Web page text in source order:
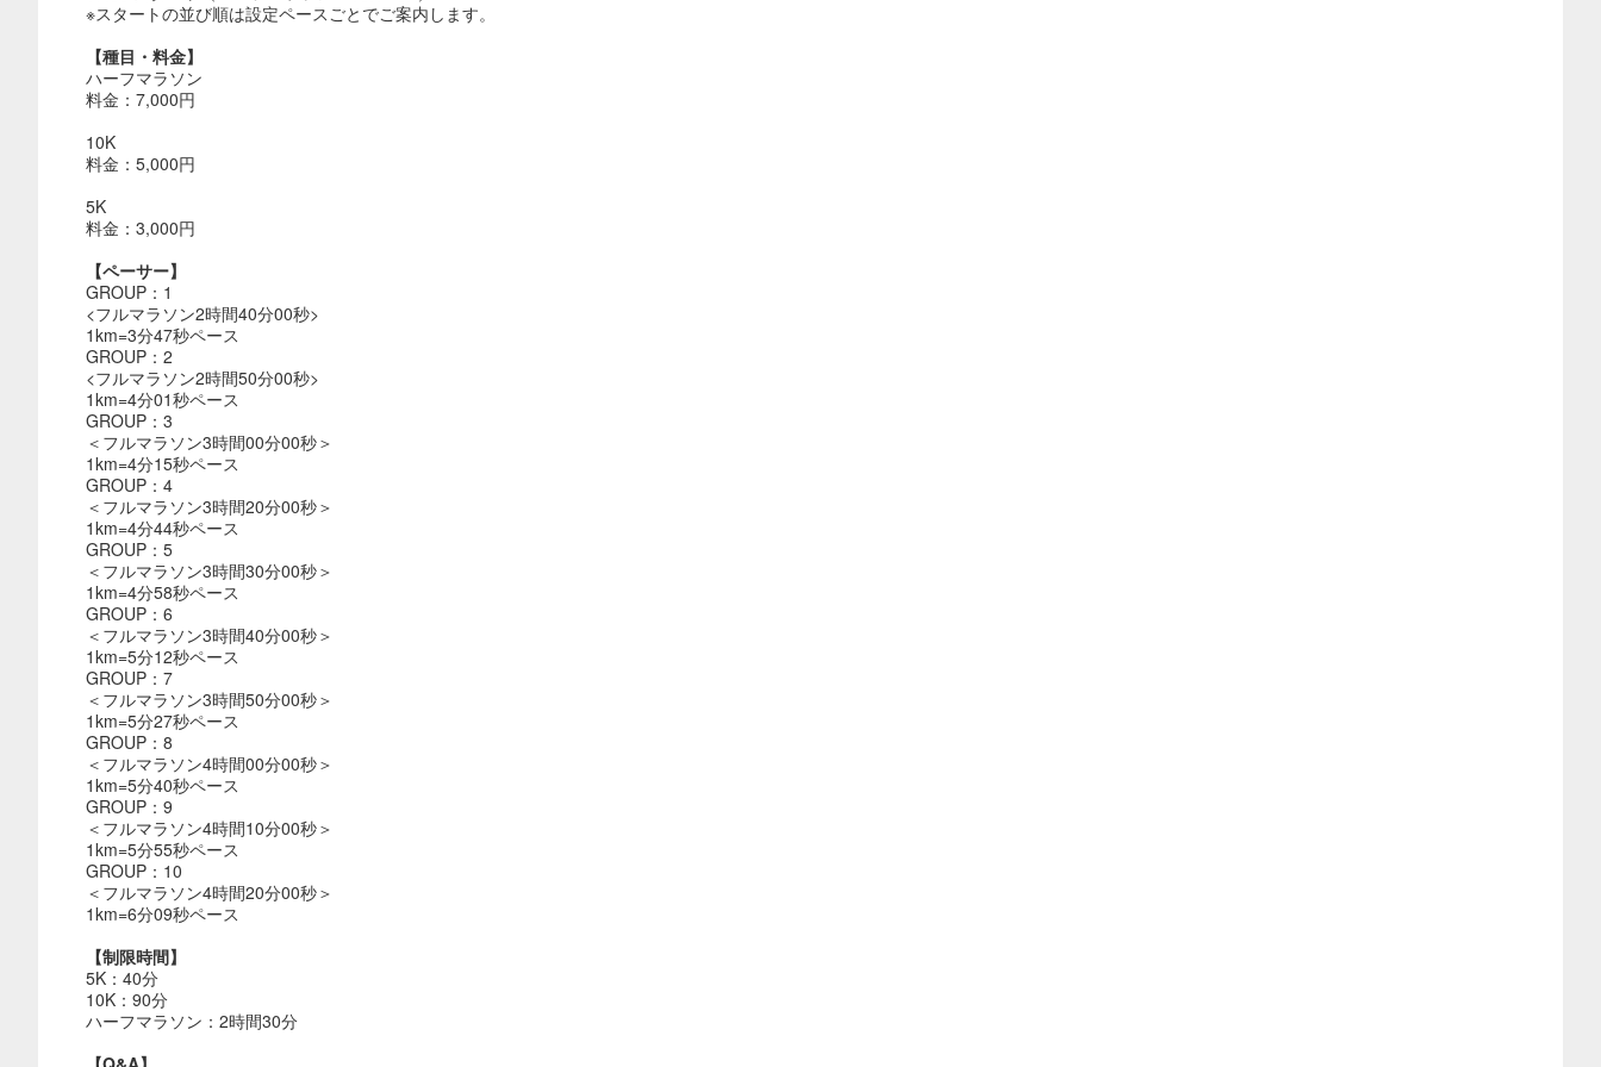
※スタートの並び順は設定ペースごとでご案内します。
【種目・料金】
ハーフマラソン
料金：7,000円
10K
料金：5,000円
5K
料金：3,000円
【ペーサー】
GROUP：1
<フルマラソン2時間40分00秒>
1km=3分47秒ペース
GROUP：2
<フルマラソン2時間50分00秒>
1km=4分01秒ペース
GROUP：3
＜フルマラソン3時間00分00秒＞
1km=4分15秒ペース
GROUP：4
＜フルマラソン3時間20分00秒＞
1km=4分44秒ペース
GROUP：5
＜フルマラソン3時間30分00秒＞
1km=4分58秒ペース
GROUP：6
＜フルマラソン3時間40分00秒＞
1km=5分12秒ペース
GROUP：7
＜フルマラソン3時間50分00秒＞
1km=5分27秒ペース
GROUP：8
＜フルマラソン4時間00分00秒＞
1km=5分40秒ペース
GROUP：9
＜フルマラソン4時間10分00秒＞
1km=5分55秒ペース
GROUP：10
＜フルマラソン4時間20分00秒＞
1km=6分09秒ペース
【制限時間】
5K：40分
10K：90分
ハーフマラソン：2時間30分